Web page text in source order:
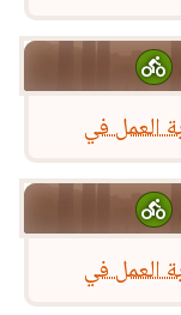

